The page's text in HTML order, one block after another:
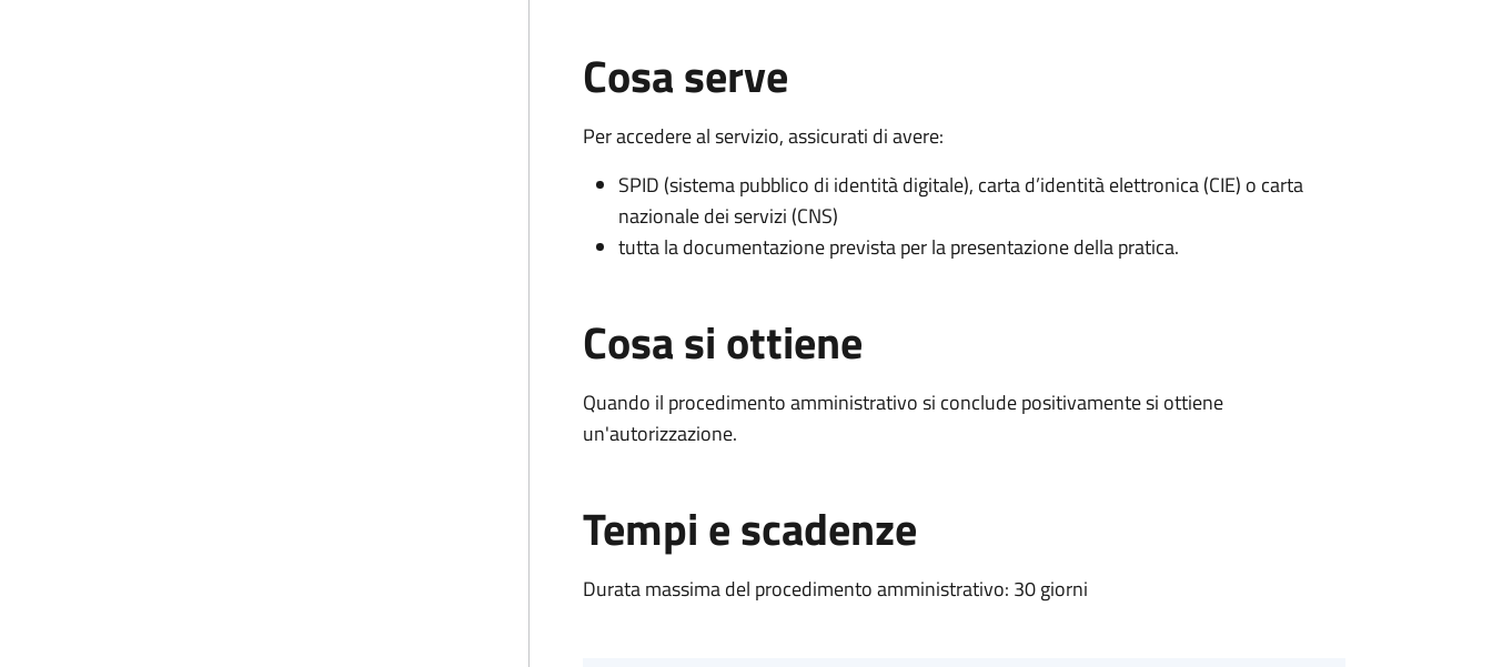
Cosa serve
Per accedere al servizio, assicurati di avere:
SPID (sistema pubblico di identità digitale), carta d’identità elettronica (CIE) o carta
nazionale dei servizi (CNS)
tutta la documentazione prevista per la presentazione della pratica.
Cosa si ottiene
Quando il procedimento amministrativo si conclude positivamente si ottiene
un'autorizzazione.
Tempi e scadenze
Durata massima del procedimento amministrativo: 30 giorni